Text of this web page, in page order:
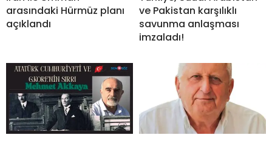
arasındaki Hürmüz planı
açıklandı
ve Pakistan karşılıklı
savunma anlaşması
imzaladı!